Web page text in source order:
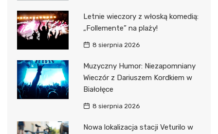
Letnie wieczory z włoską komedią:
„Follemente” na plaży!
8 sierpnia 2026
Muzyczny Humor: Niezapomniany
Wieczór z Dariuszem Kordkiem w
Białołęce
8 sierpnia 2026
Nowa lokalizacja stacji Veturilo w